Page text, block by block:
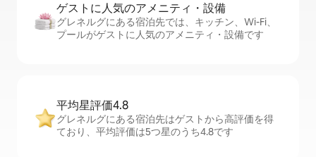
ゲストに人⁠気⁠のア⁠メ⁠ニ⁠テ⁠ィ・設⁠備
グレネルグにある宿泊先では、キッチン、Wi-Fi、
プールがゲストに人気のアメニティ・設備です
平均星評価4.8
グレネルグにある宿泊先はゲストから高評価を得
ており、平均評価は5つ星のうち4.8です